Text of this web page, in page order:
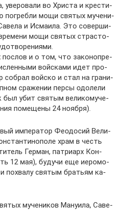
уве­ро­ва­ли во Хри­ста и кре­сти­
по­греб­ли мо­щи свя­тых му­че­ни­
и Ис­ма­и­ла. Это со­вер­ши­
мо­щи свя­тых стра­сто­
по­слов и о том, что за­ко­но­пре­
вой­ска­ми идет про­
со­брал вой­ско и стал на гра­ни­
сра­же­нии пер­сы одо­ле­ли
был убит свя­тым ве­ли­ко­му­че­
по­ме­ще­ны 24 но­яб­ря).
им­пе­ра­тор Фе­о­до­сий Ве­ли­
храм в честь
Гер­ман, пат­ри­арх Кон­
12 мая), бу­дучи еще иеро­мо­
по­хва­лу свя­тым бра­тьям ка­
му­че­ни­ков Ма­ну­и­ла, Са­ве­